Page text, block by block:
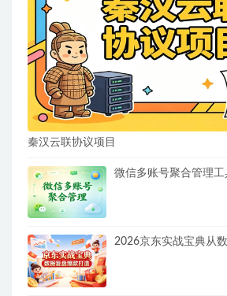
秦汉云联协议项目
微信多账号聚合管理工
2026京东实战宝典从